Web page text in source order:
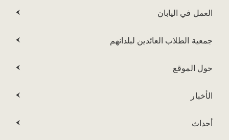
العمل في اليابان
جمعية الطلاب العائدين لبلدانهم
حول الموقع
الأخبار
أحداث